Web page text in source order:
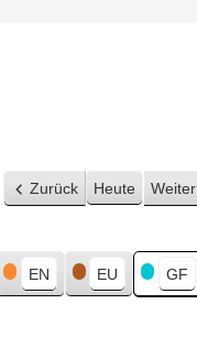
Zurück Heute Weiter
EN EU GF